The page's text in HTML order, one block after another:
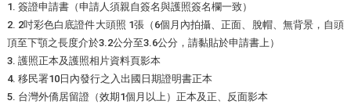
1. 簽證申請書（申請人須親自簽名與護照簽名欄一致）
2. 2吋彩色白底證件大頭照 1張（6個月內拍攝、正面、脫帽、無背景，自頭
頂至下顎之長度介於3.2公分至3.6公分，請黏貼於申請書上）
3. 護照正本及護照相片資料頁影本
4. 移民署10日內發行之入出國日期證明書正本
5. 台灣外僑居留證（效期1個月以上）正本及正、反面影本